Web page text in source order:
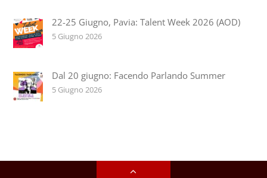
22-25 Giugno, Pavia: Talent Week 2026 (AOD)
5 Giugno 2026
Dal 20 giugno: Facendo Parlando Summer
5 Giugno 2026